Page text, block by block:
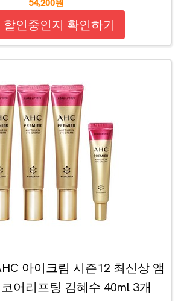
54,200원
할인중인지 확인하기
아이크림 시즌12 최신상 앰
어리프팅 김혜수 40ml 3개